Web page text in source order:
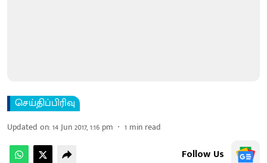
செய்திப்பிரிவு
Updated on:14 Jun 2017, 1:16 pm 1 min read
Follow Us